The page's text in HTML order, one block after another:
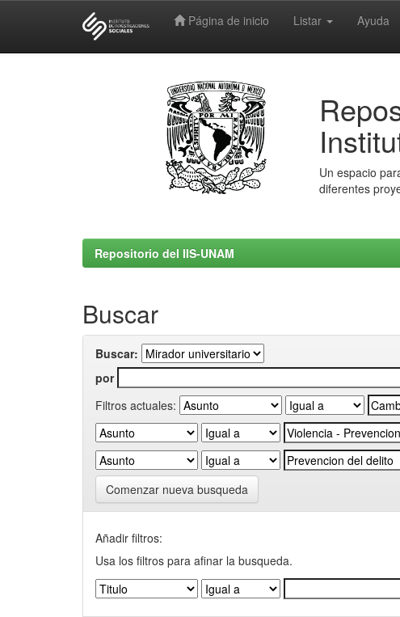
Página de inicio Listar Ayuda
Un espacio
diferentes
Repositorio del IIS-UNAM
Buscar
Buscar:
por
Filtros actuales:
Comenzar nueva busqueda
Añadir filtros:
Usa los filtros para afinar la busqueda.